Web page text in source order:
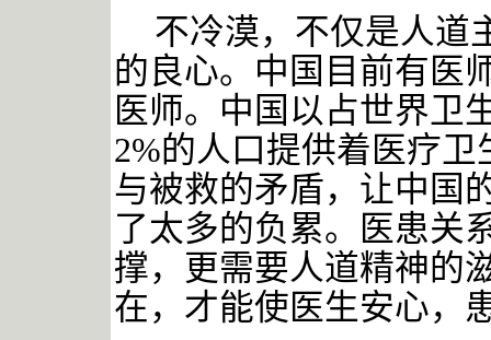
不冷漠，不仅是人道
的良心。中国目前有医
医师。中国以占世界卫
2%的人口提供着医疗
与被救的矛盾，让中国
了太多的负累。医患关
撑，更需要人道精神的
在，才能使医生安心，